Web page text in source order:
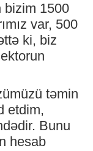
bizim 1500
var, 500
ki, biz
təmin
etdim,
Bunu
hesab